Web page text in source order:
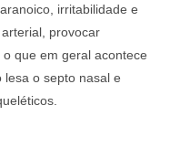
irritabilidade e
provocar
que em geral acontece
lesa o septo nasal e